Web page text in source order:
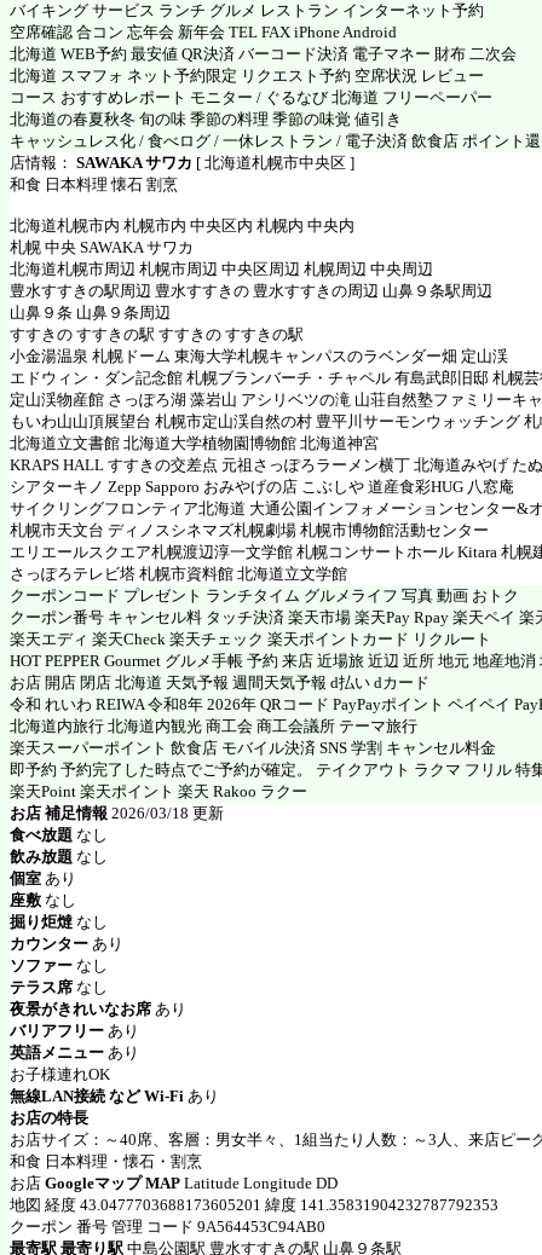
バイキング サービス ランチ グルメ レストラン インターネット予約
空席確認 合コン 忘年会 新年会 TEL FAX iPhone Android
北海道 WEB予約 最安値 QR決済 バーコード決済 電子マネー 財布 二次会
北海道 スマフォ ネット予約限定 リクエスト予約 空席状況 レビュー
コース おすすめレポート モニター / ぐるなび 北海道 フリーペーパー
北海道の春夏秋冬 旬の味 季節の料理 季節の味覚 値引き
キャッシュレス化 / 食べログ / 一休レストラン / 電子決済 飲食店 ポイント
店情報： SAWAKA サワカ [ 北海道札幌市中央区 ]
和食 日本料理 懐石 割烹
北海道札幌市内 札幌市内 中央区内 札幌内 中央内
札幌 中央 SAWAKA サワカ
北海道札幌市周辺 札幌市周辺 中央区周辺 札幌周辺 中央周辺
豊水すすきの駅周辺 豊水すすきの 豊水すすきの周辺 山鼻９条駅周辺
山鼻９条 山鼻９条周辺
すすきの すすきの駅 すすきの すすきの駅
小金湯温泉 札幌ドーム 東海大学札幌キャンパスのラベンダー畑 定山渓
エドウィン・ダン記念館 札幌ブランバーチ・チャペル 有島武郎旧邸 札幌
定山渓物産館 さっぽろ湖 藻岩山 アシリベツの滝 山荘自然塾ファミリーキ
もいわ山山頂展望台 札幌市定山渓自然の村 豊平川サーモンウォッチング
北海道立文書館 北海道大学植物園博物館 北海道神宮
KRAPS HALL すすきの交差点 元祖さっぽろラーメン横丁 北海道みやげ た
シアターキノ Zepp Sapporo おみやげの店 こぶしや 道産食彩HUG 八窓庵
サイクリングフロンティア北海道 大通公園インフォメーションセンター&
札幌市天文台 ディノスシネマズ札幌劇場 札幌市博物館活動センター
エリエールスクエア札幌渡辺淳一文学館 札幌コンサートホール Kitara 札幌
さっぽろテレビ塔 札幌市資料館 北海道立文学館
クーポンコード プレゼント ランチタイム グルメライフ 写真 動画 おトク
クーポン番号 キャンセル料 タッチ決済 楽天市場 楽天Pay Rpay 楽天ペイ 楽
楽天エディ 楽天Check 楽天チェック 楽天ポイントカード リクルート
HOT PEPPER Gourmet グルメ手帳 予約 来店 近場旅 近辺 近所 地元 地産地
お店 開店 閉店 北海道 天気予報 週間天気予報 d払い dカード
令和 れいわ REIWA 令和8年 2026年 QRコード PayPayポイント ペイペイ
北海道内旅行 北海道内観光 商工会 商工会議所 テーマ旅行
楽天スーパーポイント 飲食店 モバイル決済 SNS 学割 キャンセル料金
即予約 予約完了した時点でご予約が確定。 テイクアウト ラクマ フリル 特
楽天Point 楽天ポイント 楽天 Rakoo ラクー
お店 補足情報 2026/03/18 更新
食べ放題 なし
飲み放題 なし
個室 あり
座敷 なし
掘り炬燵 なし
カウンター あり
ソファー なし
テラス席 なし
夜景がきれいなお席 あり
バリアフリー あり
英語メニュー あり
お子様連れOK
無線LAN接続 など Wi-Fi あり
お店の特長
お店サイズ：～40席、客層：男女半々、1組当たり人数：～3人、来店ピー
和食 日本料理・懐石・割烹
お店 Googleマップ MAP Latitude Longitude DD
地図 経度 43.0477703688173605201 緯度 141.35831904232787792353
クーポン 番号 管理 コード 9A564453C94AB0
最寄駅 最寄り駅 中島公園駅 豊水すすきの駅 山鼻９条駅